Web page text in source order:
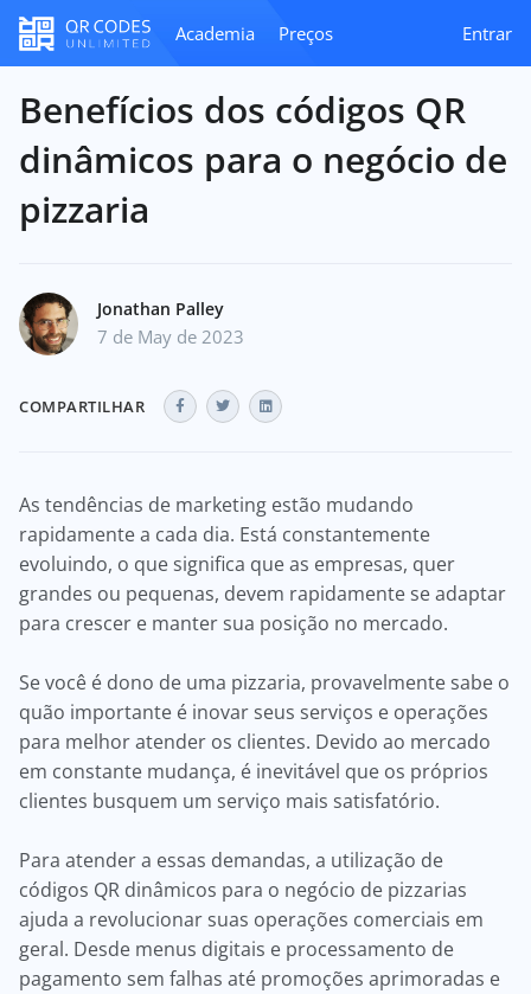
Academia Preços Entrar
Benefícios dos códigos QR
dinâmicos para o negócio de
pizzaria
Jonathan Palley
7 de May de 2023
COMPARTILHAR
As tendências de marketing estão mudando
rapidamente a cada dia. Está constantemente
evoluindo, o que significa que as empresas, quer
grandes ou pequenas, devem rapidamente se adaptar
para crescer e manter sua posição no mercado.
Se você é dono de uma pizzaria, provavelmente sabe o
quão importante é inovar seus serviços e operações
para melhor atender os clientes. Devido ao mercado
em constante mudança, é inevitável que os próprios
clientes busquem um serviço mais satisfatório.
Para atender a essas demandas, a utilização de
códigos QR dinâmicos para o negócio de pizzarias
ajuda a revolucionar suas operações comerciais em
geral. Desde menus digitais e processamento de
pagamento sem falhas até promoções aprimoradas e